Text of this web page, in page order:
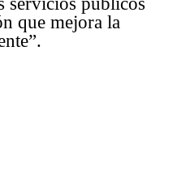
que mejora la